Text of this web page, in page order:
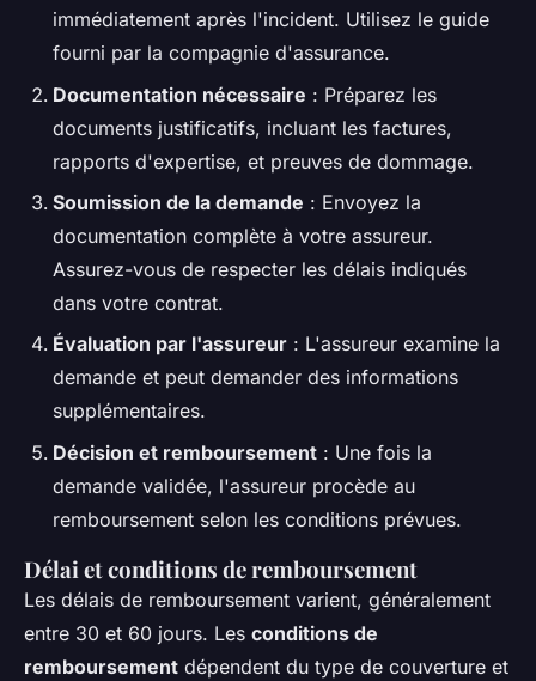
immédiatement après l'incident. Utilisez le guide
fourni par la compagnie d'assurance.
Documentation nécessaire : Préparez les
documents justificatifs, incluant les factures,
rapports d'expertise, et preuves de dommage.
Soumission de la demande : Envoyez la
documentation complète à votre assureur.
Assurez-vous de respecter les délais indiqués
dans votre contrat.
Évaluation par l'assureur : L'assureur examine la
demande et peut demander des informations
supplémentaires.
Décision et remboursement : Une fois la
demande validée, l'assureur procède au
remboursement selon les conditions prévues.
Délai et conditions de remboursement
Les délais de remboursement varient, généralement
entre 30 et 60 jours. Les conditions de
remboursement dépendent du type de couverture et